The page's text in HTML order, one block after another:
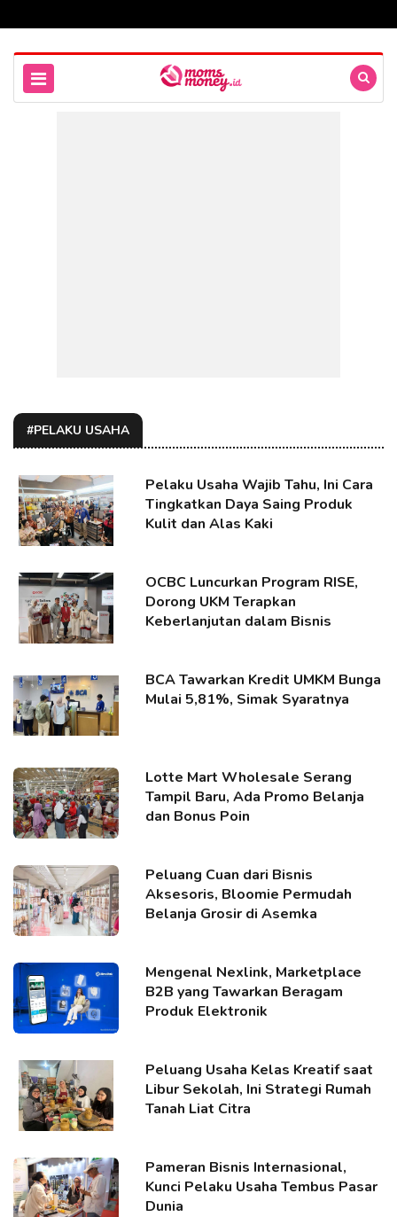
#PELAKU USAHA
Pelaku Usaha Wajib Tahu, Ini Cara
Tingkatkan Daya Saing Produk
Kulit dan Alas Kaki
OCBC Luncurkan Program RISE,
Dorong UKM Terapkan
Keberlanjutan dalam Bisnis
BCA Tawarkan Kredit UMKM Bunga
Mulai 5,81%, Simak Syaratnya
Lotte Mart Wholesale Serang
Tampil Baru, Ada Promo Belanja
dan Bonus Poin
Peluang Cuan dari Bisnis
Aksesoris, Bloomie Permudah
Belanja Grosir di Asemka
Mengenal Nexlink, Marketplace
B2B yang Tawarkan Beragam
Produk Elektronik
Peluang Usaha Kelas Kreatif saat
Libur Sekolah, Ini Strategi Rumah
Tanah Liat Citra
Pameran Bisnis Internasional,
Kunci Pelaku Usaha Tembus Pasar
Dunia